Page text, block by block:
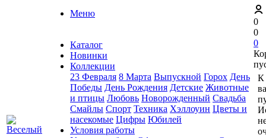
Меню
Каталог
Новинки
Коллекции
23 Февраля 8 Марта Выпускной Горох День
Победы День Рождения Детские Животные
и птицы Любовь Новорожденный Свадьба
Смайлы Спорт Техника Хэллоуин Цветы и
насекомые Цифры Юбилей
Условия работы
0
0
0
К